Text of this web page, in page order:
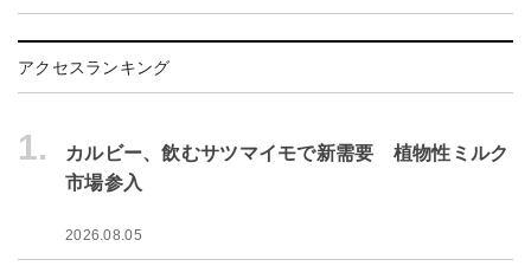
アクセスランキング
1.
カルビー、飲むサツマイモで新需要 植物性ミルク
市場参入
2026.08.05